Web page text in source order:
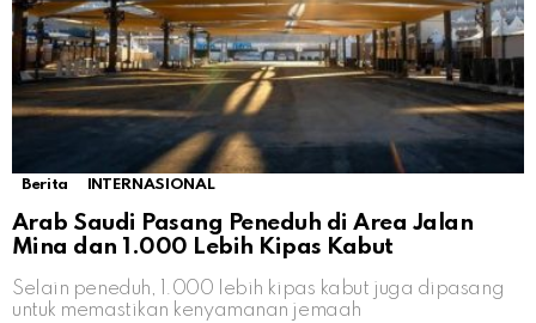
Berita INTERNASIONAL
Arab Saudi Pasang Peneduh di Area Jalan
Mina dan 1.000 Lebih Kipas Kabut
Selain peneduh, 1.000 lebih kipas kabut juga dipasang
untuk memastikan kenyamanan jemaah